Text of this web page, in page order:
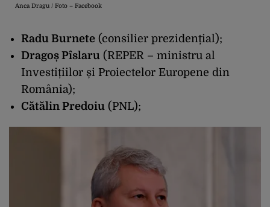
Anca Dragu / Foto – Facebook
Radu Burnete (consilier prezidențial);
Dragoș Pîslaru (REPER – ministru al
Investițiilor și Proiectelor Europene din
România);
Cătălin Predoiu (PNL);